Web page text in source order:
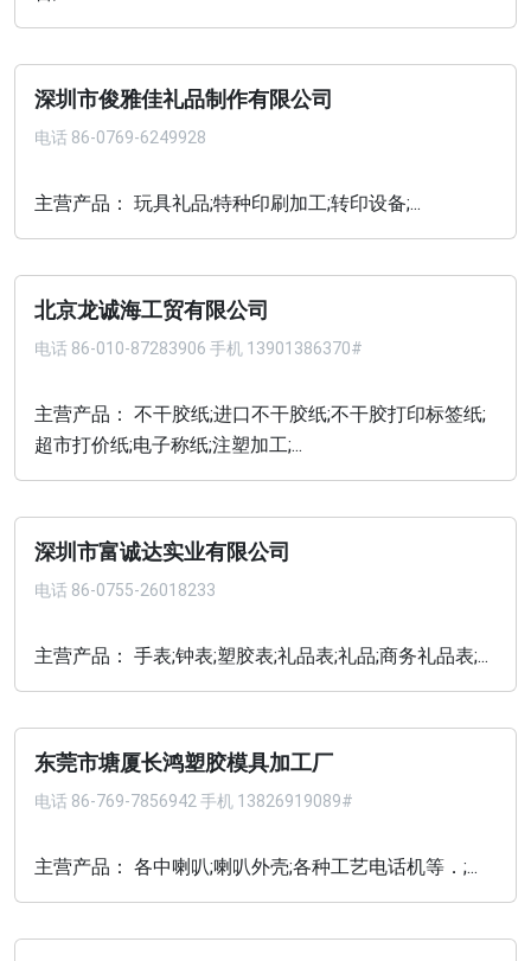
深圳市俊雅佳礼品制作有限公司
电话 86-0769-6249928
主营产品： 玩具礼品;特种印刷加工;转印设备;...
北京龙诚海工贸有限公司
电话 86-010-87283906 手机 13901386370#
主营产品： 不干胶纸;进口不干胶纸;不干胶打印标签纸;
超市打价纸;电子称纸;注塑加工;...
深圳市富诚达实业有限公司
电话 86-0755-26018233
主营产品： 手表;钟表;塑胶表;礼品表;礼品;商务礼品表;...
东莞市塘厦长鸿塑胶模具加工厂
电话 86-769-7856942 手机 13826919089#
主营产品： 各中喇叭;喇叭外壳;各种工艺电话机等．;...